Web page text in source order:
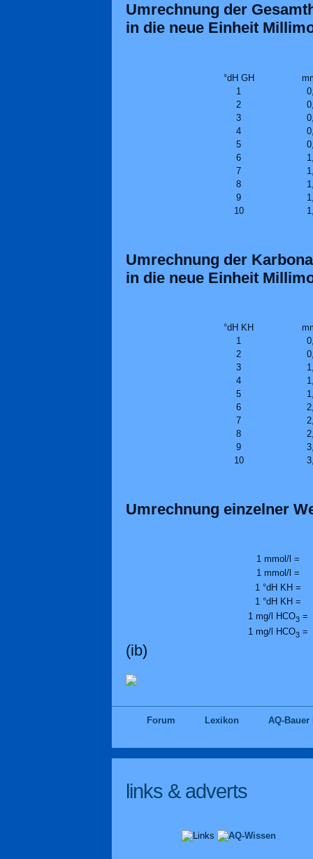
Umrechnung der
in die neue Einheit
°dH GH
1
2
3
4
5
6
7
8
9
10
Umrechnung der
in die neue Einheit
°dH KH
1
2
3
4
5
6
7
8
9
10
Umrechnung einzelner
1 mmol/l =
1 mmol/l =
1 °dH KH =
1 °dH KH =
1 mg/l HCO3=
1 mg/l HCO3=
(ib)
Forum Lexikon AQ-Bauer
links & adverts